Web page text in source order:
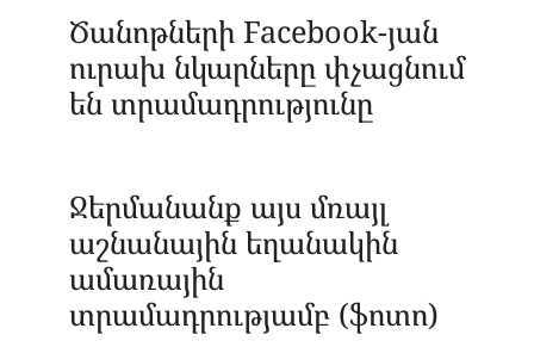
Ծանոթների Facebook-յան
ուրախ նկարները փչացնում
են տրամադրությունը
Ջերմանանք այս մռայլ
աշնանային եղանակին
ամառային
տրամադրությամբ (ֆոտո)